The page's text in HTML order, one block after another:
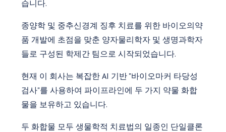
습니다.
종양학 및 중추신경계 징후 치료를 위한 바이오의약
품 개발에 초점을 맞춘 양자물리학자 및 생명과학자
들로 구성된 학제간 팀으로 시작되었습니다.
현재 이 회사는 복잡한 AI 기반 "바이오마커 타당성
검사"를 사용하여 파이프라인에 두 가지 약물 화합
물을 보유하고 있습니다.
두 화합물 모두 생물학적 치료법의 일종인 단일클론